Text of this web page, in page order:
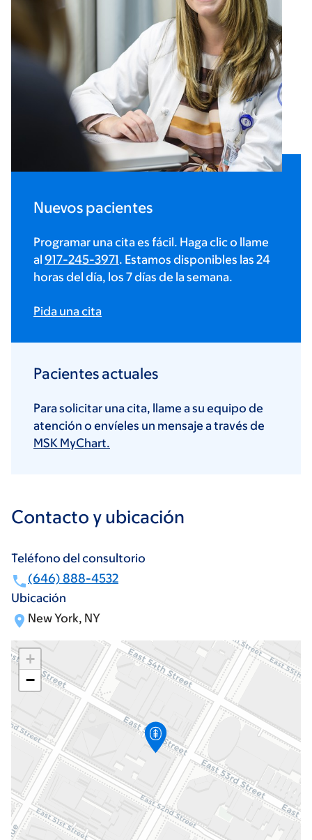
Nuevos pacientes
Programar una cita es fácil. Haga clic o llame
al 917-245-3971. Estamos disponibles las 24
horas del día, los 7 días de la semana.
Pida una cita
Pacientes actuales
Para solicitar una cita, llame a su equipo de
atención o envíeles un mensaje a través de
MSK MyChart.
Contacto y ubicación
Teléfono del consultorio
(646) 888-4532
Ubicación
New York, NY
+
−